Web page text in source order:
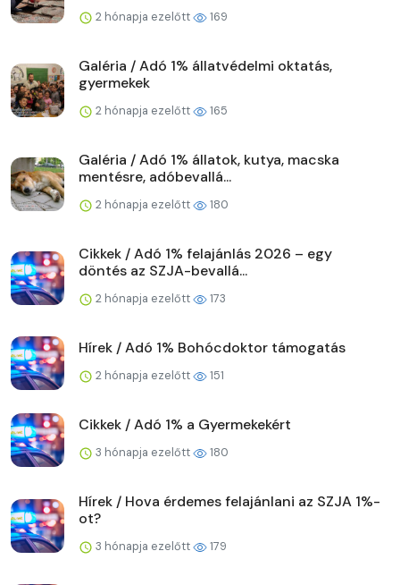
2 hónapja ezelőtt 169
Galéria / Adó 1% állatvédelmi oktatás,
gyermekek
2 hónapja ezelőtt 165
Galéria / Adó 1% állatok, kutya, macska
mentésre, adóbevallá...
2 hónapja ezelőtt 180
Cikkek / Adó 1% felajánlás 2026 – egy
döntés az SZJA-bevallá...
2 hónapja ezelőtt 173
Hírek / Adó 1% Bohócdoktor támogatás
2 hónapja ezelőtt 151
Cikkek / Adó 1% a Gyermekekért
3 hónapja ezelőtt 180
Hírek / Hova érdemes felajánlani az SZJA 1%-
ot?
3 hónapja ezelőtt 179